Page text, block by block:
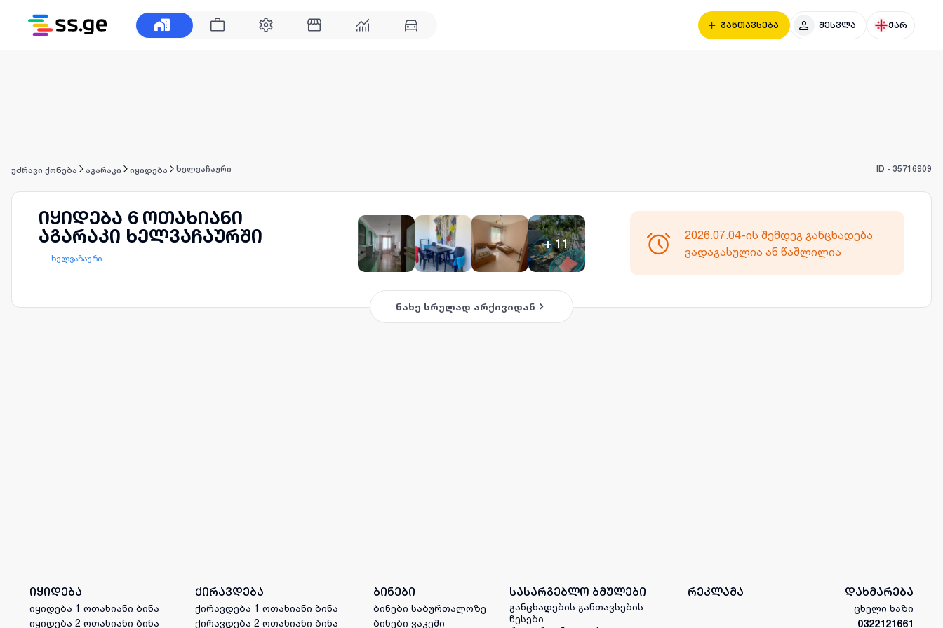
განთავსება შესვლა ქარ
უძრავი ქონება აგარაკი იყიდება ხელვაჩაური ID - 35716909
იყიდება 6 ოთახიანი
აგარაკი ხელვაჩაურში
ხელვაჩაური
+11
2026.07.04-ის შემდეგ განცხადება
ვადაგასულია ან წაშლილია
ნახე სრულად არქივიდან
იყიდება
იყიდება 1 ოთახიანი ბინა
იყიდება 2 ოთახიანი ბინა
ქირავდება
ქირავდება 1 ოთახიანი ბინა
ქირავდება 2 ოთახიანი ბინა
ბინები
ბინები საბურთალოზე
ბინები ვაკეში
სასარგებლო ბმულები
განცხადების განთავსების
წესები
რეკლამა დახმარება
ცხელი ხაზი
0322121661